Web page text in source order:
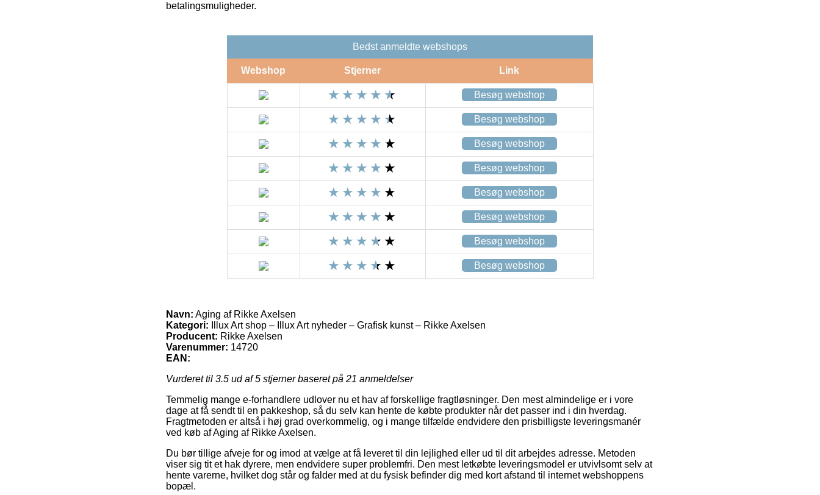
betalingsmuligheder.
Bedst anmeldte webshops
Webshop Stjerner Link
Besøg webshop
Besøg webshop
Besøg webshop
Besøg webshop
Besøg webshop
Besøg webshop
Besøg webshop
Besøg webshop
Navn: Aging af Rikke Axelsen
Kategori: Illux Art shop – Illux Art nyheder – Grafisk kunst – Rikke Axelsen
Producent: Rikke Axelsen
Varenummer: 14720
EAN:
Vurderet til 3.5 ud af 5 stjerner baseret på 21 anmeldelser
Temmelig mange e-forhandlere udlover nu et hav af forskellige fragtløsninger. Den mest almindelige er i vore
dage at få sendt til en pakkeshop, så du selv kan hente de købte produkter når det passer ind i din hverdag.
Fragtmetoden er altså i høj grad overkommelig, og i mange tilfælde endvidere den prisbilligste leveringsmanér
ved køb af Aging af Rikke Axelsen.
Du bør tillige afveje for og imod at vælge at få leveret til din lejlighed eller ud til dit arbejdes adresse. Metoden
viser sig tit et hak dyrere, men endvidere super problemfri. Den mest letkøbte leveringsmodel er utvivlsomt selv at
hente varerne, hvilket dog står og falder med at du fysisk befinder dig med kort afstand til internet webshoppens
bopæl.